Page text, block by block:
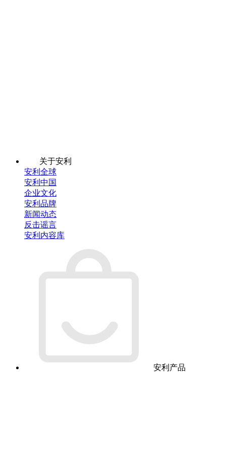
关于安利
安利全球
安利中国
企业文化
安利品牌
新闻动态
反击谣言
安利内容库
安利产品